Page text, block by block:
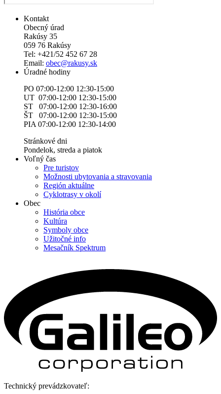
Kontakt
Obecný úrad
Rakúsy 35
059 76 Rakúsy
Tel: +421/52 452 67 28
Email: obec@rakusy.sk
Úradné hodiny
PO 07:00-12:00 12:30-15:00
UT 07:00-12:00 12:30-15:00
ST 07:00-12:00 12:30-16:00
ŠT 07:00-12:00 12:30-15:00
PIA 07:00-12:00 12:30-14:00
Stránkové dni
Pondelok, streda a piatok
Voľný čas
Pre turistov
Možnosti ubytovania a stravovania
Región aktuálne
Cyklotrasy v okolí
Obec
História obce
Kultúra
Symboly obce
Užitočné info
Mesačník Spektrum
Technický prevádzkovateľ: